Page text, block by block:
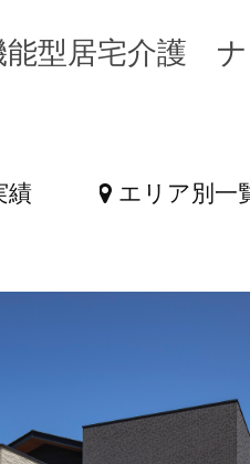
能型居宅介護
績 エリア別一